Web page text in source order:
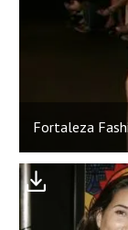
Fortaleza